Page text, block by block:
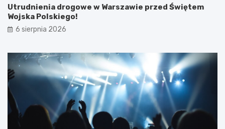
Utrudnienia drogowe w Warszawie przed Świętem
Wojska Polskiego!
6 sierpnia 2026